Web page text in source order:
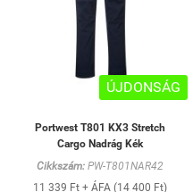
ÚJDONSÁG
Portwest T801 KX3 Stretch
Cargo Nadrág Kék
Cikkszám: PW-T801NAR42
11 339 Ft + ÁFA (14 400 Ft)